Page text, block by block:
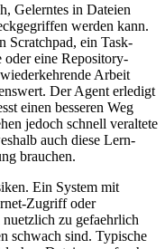
h, Gelerntes in Dateien
ckgegriffen werden kann.
n Scratchpad, ein Task-
oder eine Repository-
wiederkehrende Arbeit
nswert. Der Agent erledigt
sst einen besseren Weg
hen jedoch schnell veraltete
eshalb auch diese Lern-
ng brauchen.
iken. Ein System mit
rnet-Zugriff oder
nuetzlich zu gefaehrlich
n schwach sind. Typische